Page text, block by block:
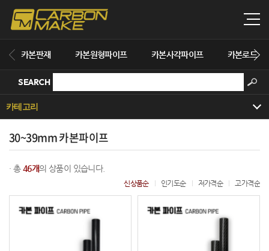
카본판재 카본원형파이프 카본사각파이프 카본로드
SEARCH
카테고리
30~39mm 카본파이프
· 총46개의 상품이 있습니다.
신상품순 인기도순 저가격순 고가격순